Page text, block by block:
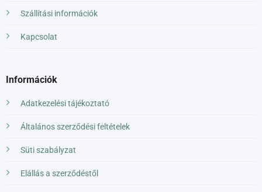
Szállítási információk
Kapcsolat
Információk
Adatkezelési tájékoztató
Általános szerződési feltételek
Süti szabályzat
Elállás a szerződéstől